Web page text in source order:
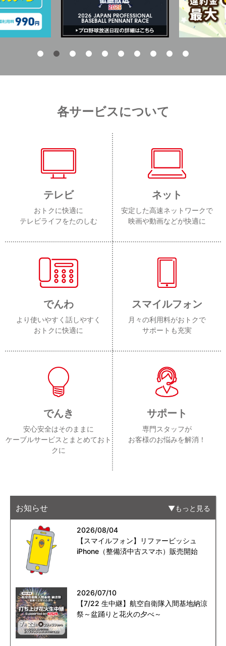
各サービスについて
テレビ
おトクに快適に
テレビライフをたのしむ
ネット
安定した高速ネットワークで
映画や動画などが快適に
でんわ
より使いやすく話しやすく
おトクに快適に
スマイルフォン
月々の利用料がおトクで
サポートも充実
でんき
安心安全はそのままに
ケーブルサービスとまとめておト
クに
サポート
専門スタッフが
お客様のお悩みを解消！
お知らせ もっと見る
2026/08/04
【スマイルフォン】リファービッシュ
iPhone（整備済中古スマホ）販売開始
2026/07/10
【7/22 生中継】航空自衛隊入間基地納涼
祭～盆踊りと花火の夕べ～